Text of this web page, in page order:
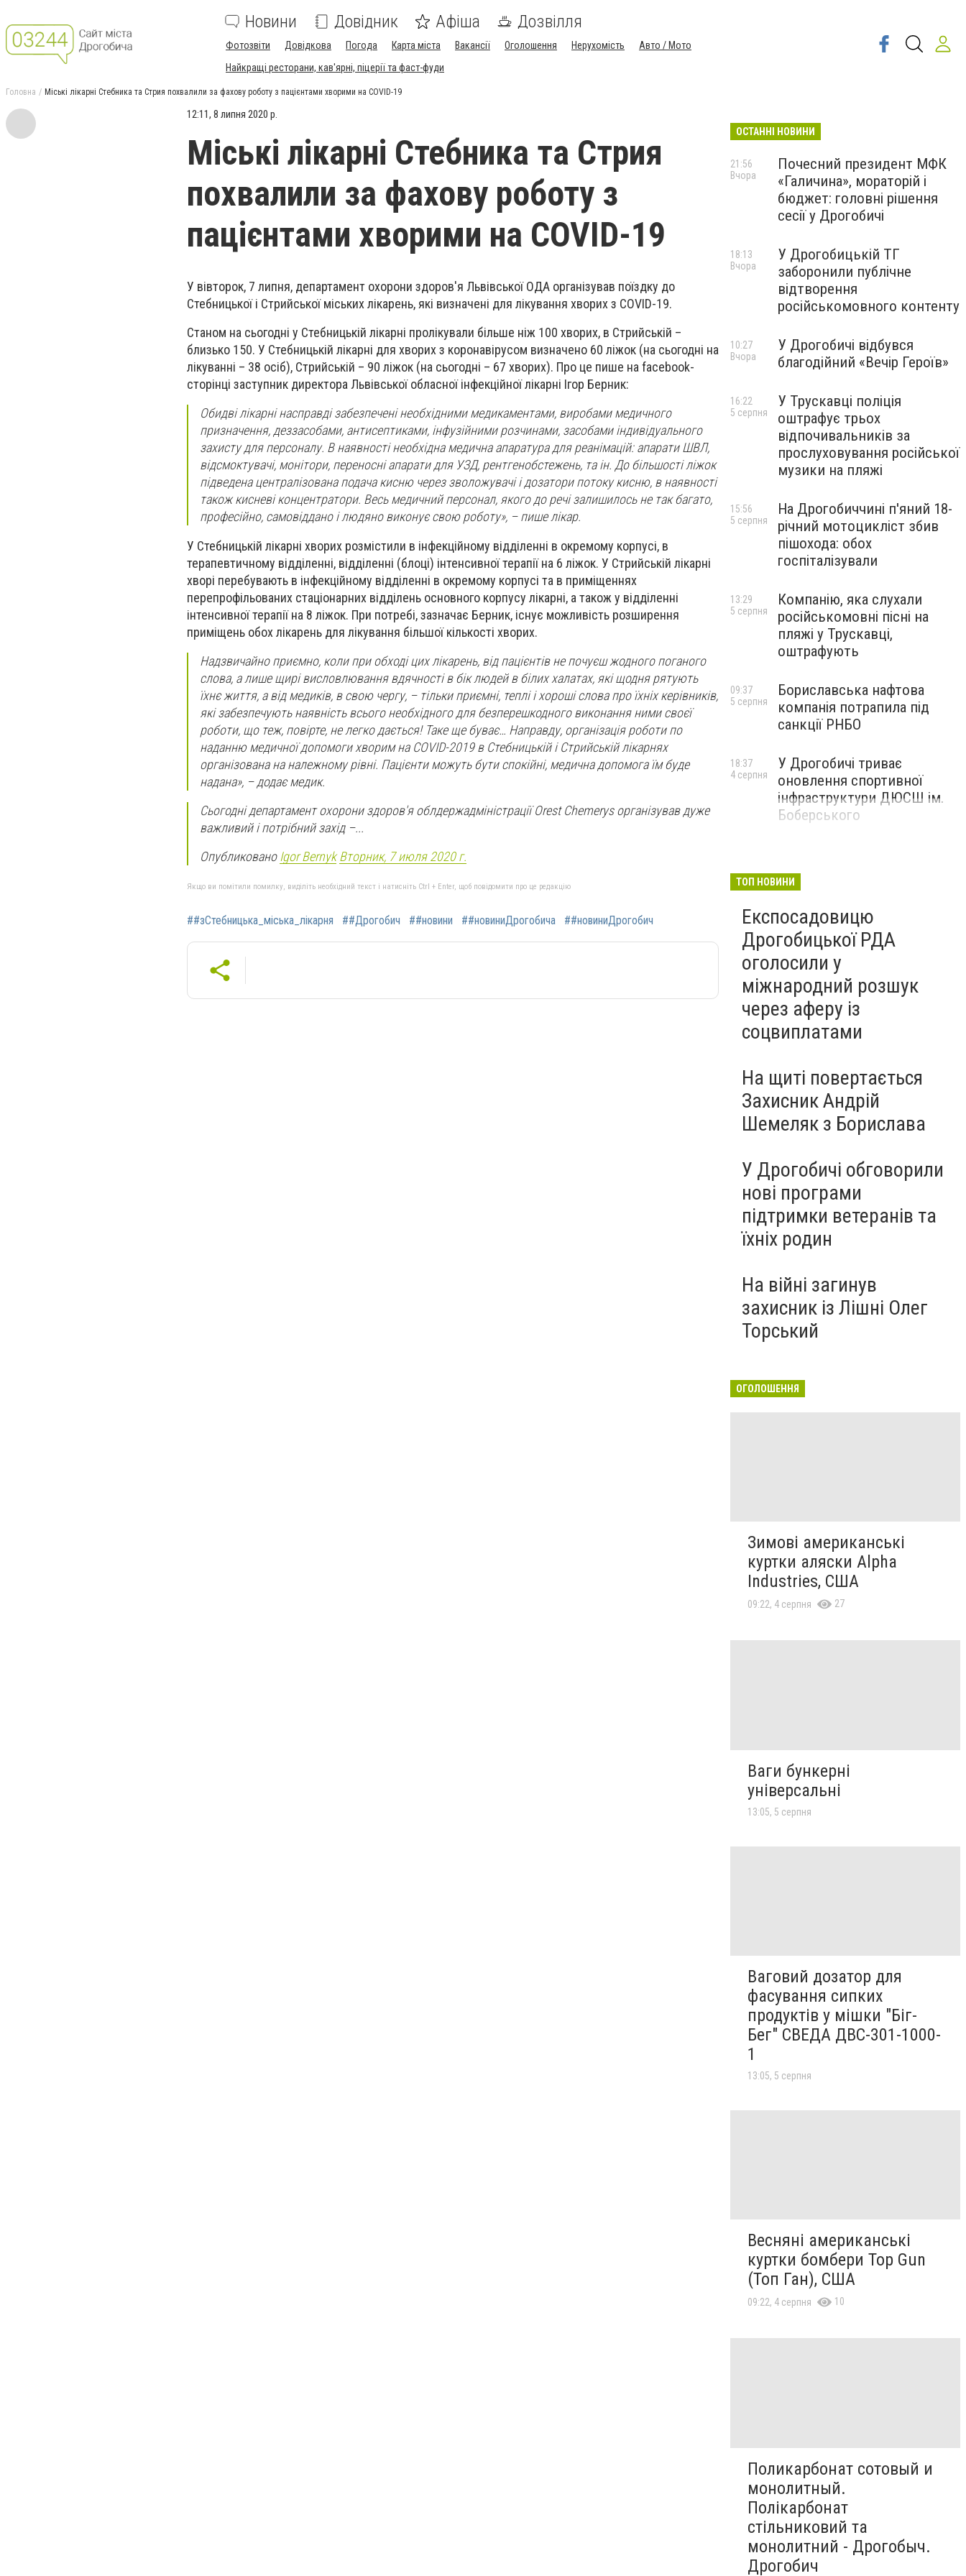
Новини Довідник Афіша Дозвілля
Фотозвіти Довідкова Погода Карта міста Вакансії Оголошення Нерухомість
Авто / Мото
Найкращі ресторани, кав'ярні, піцерії та фаст-фуди
Головна Міські лікарні Стебника та Стрия похвалили за фахову роботу з пацієнтами хворими на COVID-19
12:11, 8 липня 2020 р.
Міські лікарні Стебника та Стрия
похвалили за фахову роботу з
пацієнтами хворими на COVID-19
У вівторок, 7 липня, департамент охорони здоров'я Львівської ОДА організував поїздку до
Стебницької і Стрийської міських лікарень, які визначені для лікування хворих з COVID-19.
Станом на сьогодні у Стебницькій лікарні пролікували більше ніж 100 хворих, в Стрийській –
близько 150. У Стебницькій лікарні для хворих з коронавірусом визначено 60 ліжок (на сьогодні на
лікуванні – 38 осіб), Стрийській – 90 ліжок (на сьогодні – 67 хворих). Про це пише на facebook-
сторінці заступник директора Львівської обласної інфекційної лікарні Ігор Берник:
Обидві лікарні насправді забезпечені необхідними медикаментами, виробами медичного
призначення, деззасобами, антисептиками, інфузійними розчинами, засобами індивідуального
захисту для персоналу. В наявності необхідна медична апаратура для реанімацій: апарати ШВЛ,
відсмоктувачі, монітори, переносні апарати для УЗД, рентгенобстежень, та ін. До більшості ліжок
підведена централізована подача кисню через зволожувачі і дозатори потоку кисню, в наявності
також кисневі концентратори. Весь медичний персонал, якого до речі залишилось не так багато,
професійно, самовіддано і людяно виконує свою роботу», – пише лікар.
У Стебницькій лікарні хворих розмістили в інфекційному відділенні в окремому корпусі, в
терапевтичному відділенні, відділенні (блоці) інтенсивної терапії на 6 ліжок. У Стрийській лікарні
хворі перебувають в інфекційному відділенні в окремому корпусі та в приміщеннях
перепрофільованих стаціонарних відділень основного корпусу лікарні, а також у відділенні
інтенсивної терапії на 8 ліжок. При потребі, зазначає Берник, існує можливість розширення
приміщень обох лікарень для лікування більшої кількості хворих.
Надзвичайно приємно, коли при обході цих лікарень, від пацієнтів не почуєш жодного поганого
слова, а лише щирі висловлювання вдячності в бік людей в білих халатах, які щодня рятують
їхнє життя, а від медиків, в свою чергу, – тільки приємні, теплі і хороші слова про їхніх керівників,
які забезпечують наявність всього необхідного для безперешкодного виконання ними своєї
роботи, що теж, повірте, не легко дається! Таке ще буває… Направду, організація роботи по
наданню медичної допомоги хворим на COVID-2019 в Стебницькій і Стрийській лікарнях
організована на належному рівні. Пацієнти можуть бути спокійні, медична допомога їм буде
надана», – додає медик.
Сьогодні департамент охорони здоров'я облдержадміністрації Orest Chemerys організував дуже
важливий і потрібний захід –...
Опубликовано Igor Bernyk Вторник, 7 июля 2020 г.
Якщо ви помітили помилку, виділіть необхідний текст і натисніть Ctrl + Enter, щоб повідомити про це редакцію
##зСтебницька_міська_лікарня ##Дрогобич ##новини ##новиниДрогобича ##новиниДрогобич
ОСТАННІ НОВИНИ
Почесний президент МФК
«Галичина», мораторій і
бюджет: головні рішення
сесії у Дрогобичі
21:56
Вчора
У Дрогобицькій ТГ
заборонили публічне
відтворення
російськомовного контенту
18:13
Вчора
У Дрогобичі відбувся
благодійний «Вечір Героїв»
10:27
Вчора
У Трускавці поліція
оштрафує трьох
відпочивальників за
прослуховування російської
музики на пляжі
16:22
5 серпня
На Дрогобиччині п'яний 18-
річний мотоцикліст збив
пішохода: обох
госпіталізували
15:56
5 серпня
Компанію, яка слухали
російськомовні пісні на
пляжі у Трускавці,
оштрафують
13:29
5 серпня
Бориславська нафтова
компанія потрапила під
санкції РНБО
09:37
5 серпня
У Дрогобичі триває
оновлення спортивної
інфраструктури ДЮСШ ім.
Боберського
18:37
4 серпня
ТОП НОВИНИ
Експосадовицю
Дрогобицької РДА
оголосили у
міжнародний розшук
через аферу із
соцвиплатами
На щиті повертається
Захисник Андрій
Шемеляк з Борислава
У Дрогобичі обговорили
нові програми
підтримки ветеранів та
їхніх родин
На війні загинув
захисник із Лішні Олег
Торський
ОГОЛОШЕННЯ
Зимові американські
куртки аляски Alpha
Industries, США
09:22, 4 серпня 27
Ваги бункерні
універсальні
13:05, 5 серпня
Ваговий дозатор для
фасування сипких
продуктів у мішки "Біг-
Бег" СВЕДА ДВС-301-1000-
1
13:05, 5 серпня
Весняні американські
куртки бомбери Top Gun
(Топ Ган), США
09:22, 4 серпня 10
Поликарбонат сотовый и
монолитный.
Полікарбонат
стільниковий та
монолитний - Дрогобыч.
Дрогобич